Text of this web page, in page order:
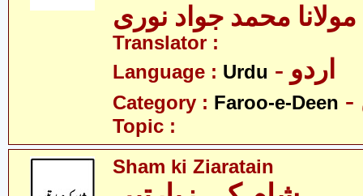
مولانا محمد جواد نوری
Translator :
Language : Urdu - اردو
Category : Faroo-e-Deen
Topic :
Sham ki Ziaratain